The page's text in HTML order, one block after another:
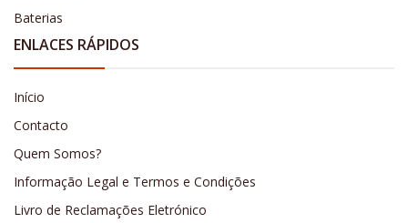
Baterias
ENLACES RÁPIDOS
Início
Contacto
Quem Somos?
Informação Legal e Termos e Condições
Livro de Reclamações Eletrónico